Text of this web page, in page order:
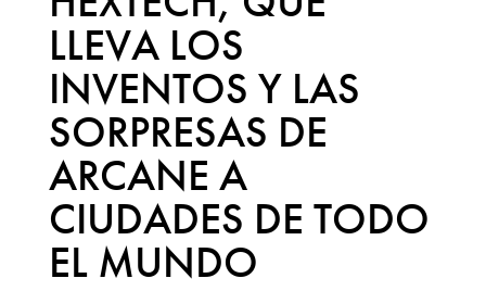
LLEVA LOS
INVENTOS Y LAS
SORPRESAS DE
ARCANE A
CIUDADES DE TODO
EL MUNDO